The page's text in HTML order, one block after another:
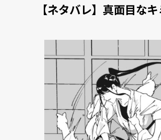
【ネタバレ】真面目な